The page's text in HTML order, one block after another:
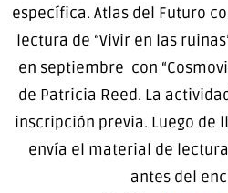
específica. Atlas del Futuro
lectura de “Vivir en las
en septiembre con
de Patricia Reed. La
inscripción previa. Luego de
envía el material de
antes del